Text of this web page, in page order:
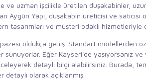
ve uzman işçilikle üretilen duşakabinler,
Aygün Yapı , duşakabin üreticisi ve
tasarımları ve müşteri odaklı hizmetleriyle
oldukça geniş. Standart modellerden
Eğer Kayseri'de yaşıyorsanız ve
detaylı bilgi alabilirsiniz. Burada,
olarak açıklanmış.